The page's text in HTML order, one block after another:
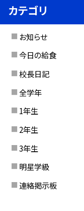
カテゴリ
お知らせ
今日の給食
校長日記
全学年
1年生
2年生
3年生
明星学級
連絡掲示板